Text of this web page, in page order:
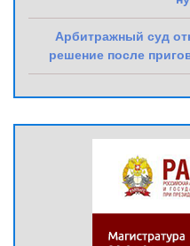
Арбитражный суд
решение после